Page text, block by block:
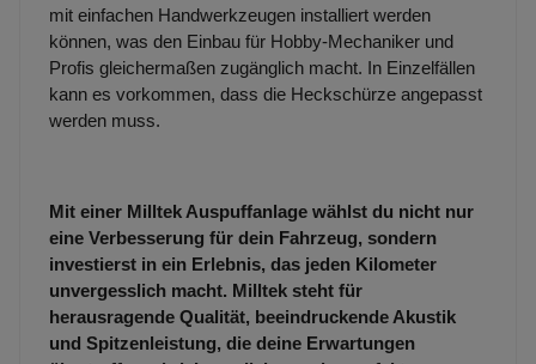
mit einfachen Handwerkzeugen installiert werden
können, was den Einbau für Hobby-Mechaniker und
Profis gleichermaßen zugänglich macht. In Einzelfällen
kann es vorkommen, dass die Heckschürze angepasst
werden muss.
Mit einer Milltek Auspuffanlage wählst du nicht nur
eine Verbesserung für dein Fahrzeug, sondern
investierst in ein Erlebnis, das jeden Kilometer
unvergesslich macht. Milltek steht für
herausragende Qualität, beeindruckende Akustik
und Spitzenleistung, die deine Erwartungen